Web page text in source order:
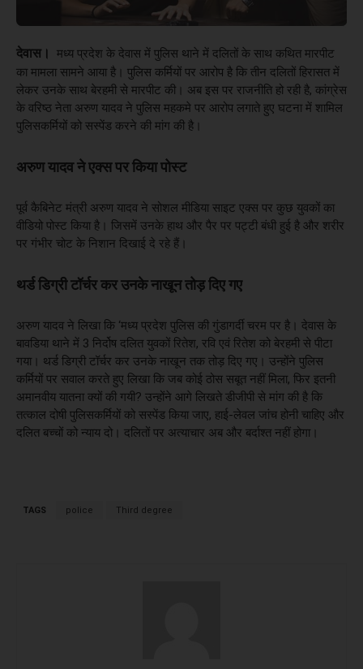
देवास।
मध्य प्रदेश के देवास में पुलिस थाने में दलितों के साथ कथित मारपीट
का मामला सामने आया है। पुलिस कर्मियों पर आरोप है कि तीन दलितों हिरासत में
लेकर उनके साथ बेरहमी से मारपीट की। अब इस पर राजनीति हो रही है, कांग्रेस
के वरिष्ठ नेता अरुण यादव ने पुलिस महकमे पर आरोप लगाते हुए घटना में शामिल
पुलिसकर्मियों को सस्पेंड करने की मांग की है।
अरुण यादव ने एक्स पर किया पोस्ट
पूर्व कैबिनेट मंत्री अरुण यादव ने सोशल मीडिया साइट एक्स पर कुछ युवकों का
वीडियो पोस्ट किया है। जिसमें उनके हाथ और पैर पर पट्टी बंधी हुई है और शरीर
पर गंभीर चोट के निशान दिखाई दे रहे हैं।
थर्ड डिग्री टॉर्चर कर उनके नाखून तोड़ दिए गए
अरुण यादव ने लिखा कि ‘मध्य प्रदेश पुलिस की गुंडागर्दी चरम पर है। देवास के
बावडिया थाने में 3 निर्दोष दलित युवकों रितेश, रवि एवं रितेश को बेरहमी से पीटा
गया। थर्ड डिग्री टॉर्चर कर उनके नाखून तक तोड़ दिए गए। उन्होंने पुलिस
कर्मियों पर सवाल करते हुए लिखा कि जब कोई ठोस सबूत नहीं मिला, फिर इतनी
अमानवीय यातना क्यों की गयी? उन्होंने आगे लिखते डीजीपी से मांग की है कि
तत्काल दोषी पुलिसकर्मियों को सस्पेंड किया जाए, हाई-लेवल जांच होनी चाहिए और
दलित बच्चों को न्याय दो। दलितों पर अत्याचार अब और बर्दाश्त नहीं होगा।
TAGS police Third degree